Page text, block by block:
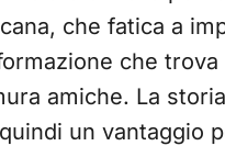
che fatica a
che trova
amiche. La
un vantaggio